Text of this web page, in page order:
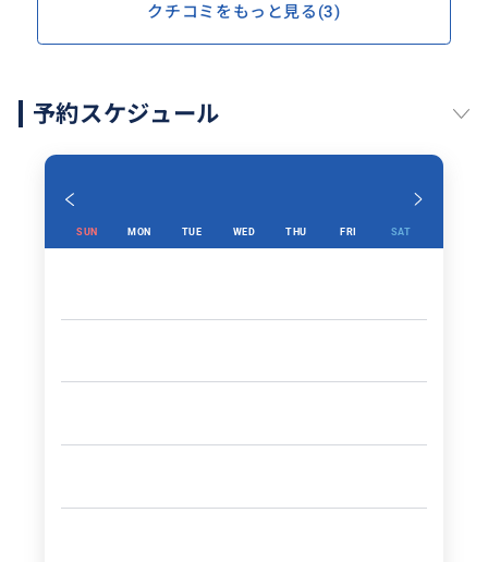
クチコミをもっと見る(3)
予約スケジュール
SUN MON TUE WED THU FRI SAT